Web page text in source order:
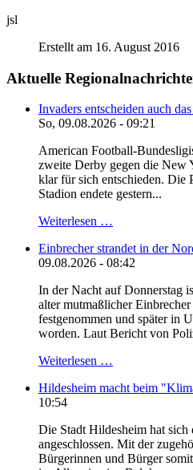
jsl
Erstellt am 16. August 2016
Aktuelle
Invaders entscheiden auch
So, 09.08.2026 - 09:21
American Football-
zweite Derby gegen die New
klar für sich entschieden. Die
Stadion endete gestern...
Weiterlesen …
Einbrecher strandet in der
09.08.2026 - 08:42
In der Nacht auf Donnerstag
alter mutmaßlicher
festgenommen und später in
worden. Laut Bericht von
Weiterlesen …
Hildesheim macht beim
10:54
Die Stadt Hildesheim hat
angeschlossen. Mit der
Bürgerinnen und Bürger